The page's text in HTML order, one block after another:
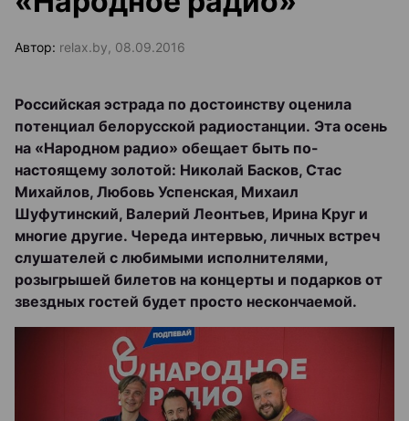
Автор: relax.by, 08.09.2016
Российская эстрада по достоинству оценила
потенциал белорусской радиостанции. Эта осень
на «Народном радио» обещает быть по-
настоящему золотой: Николай Басков, Стас
Михайлов, Любовь Успенская, Михаил
Шуфутинский, Валерий Леонтьев, Ирина Круг и
многие другие. Череда интервью, личных встреч
слушателей с любимыми исполнителями,
розыгрышей билетов на концерты и подарков от
звездных гостей будет просто нескончаемой.